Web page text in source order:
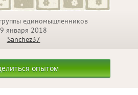
единомышленников
9 января 2018
Sanchez37
опытом